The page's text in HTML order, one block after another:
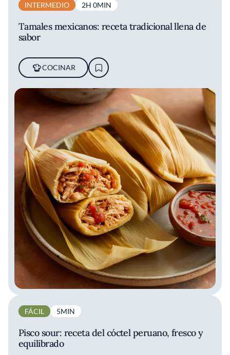
INTERMEDIO 2H 0MIN
Tamales mexicanos: receta tradicional llena de
sabor
COCINAR
FÁCIL 5MIN
Pisco sour: receta del cóctel peruano, fresco y
equilibrado